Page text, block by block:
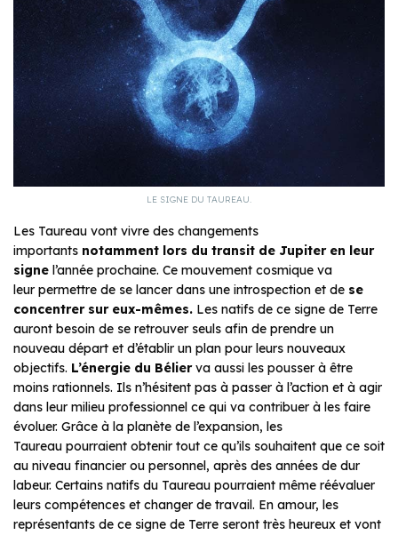
LE SIGNE DU TAUREAU.
Les Taureau vont vivre des changements
importants notamment lors du transit de Jupiter en leur
signe l’année prochaine. Ce mouvement cosmique va
leur permettre de se lancer dans une introspection et de se
concentrer sur eux-mêmes. Les natifs de ce signe de Terre
auront besoin de se retrouver seuls afin de prendre un
nouveau départ et d’établir un plan pour leurs nouveaux
objectifs. L’énergie du Bélierva aussi les pousser à être
moins rationnels. Ils n’hésitent pas à passer à l’action et à agir
dans leur milieu professionnel ce qui va contribuer à les faire
évoluer. Grâce à la planète de l’expansion, les
Taureau pourraient obtenir tout ce qu’ils souhaitent que ce soit
au niveau financier ou personnel, après des années de dur
labeur. Certains natifs du Taureau pourraient même réévaluer
leurs compétences et changer de travail. En amour, les
représentants de ce signe de Terre seront très heureux et vont